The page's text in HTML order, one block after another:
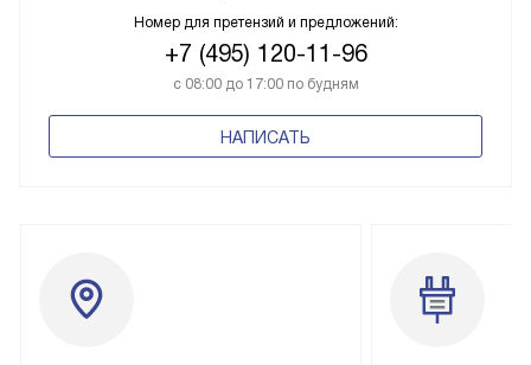
Номер для претензий и предложений:
+7 (495) 120-11-96
с 08:00 до 17:00 по будням
НАПИСАТЬ